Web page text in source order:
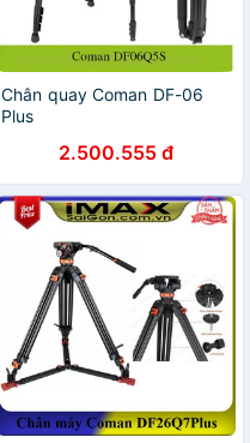
Chân quay Coman DF-06
Plus
2.500.555 đ